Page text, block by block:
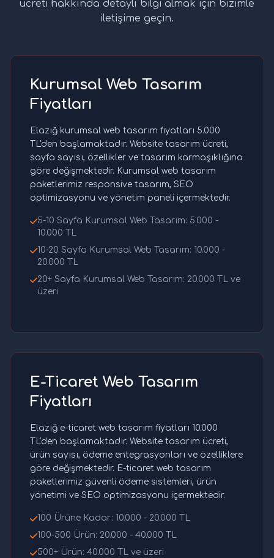
ücreti hakkında detaylı bilgi almak için bizimle
iletişime geçin.
Kurumsal Web Tasarım
Fiyatları
Elazığ kurumsal web tasarım fiyatları 5.000
TL'den başlamaktadır. Website tasarım ücreti,
sayfa sayısı, özellikler ve tasarım karmaşıklığına
göre değişmektedir. Kurumsal web tasarım
paketlerimiz responsive tasarım, SEO
optimizasyonu ve yönetim paneli içermektedir.
5-10 Sayfa Kurumsal Web Tasarım: 5.000 -
10.000 TL
10-20 Sayfa Kurumsal Web Tasarım: 10.000 -
20.000 TL
20+ Sayfa Kurumsal Web Tasarım: 20.000 TL ve
üzeri
E-Ticaret Web Tasarım
Fiyatları
Elazığ e-ticaret web tasarım fiyatları 10.000
TL'den başlamaktadır. Website tasarım ücreti,
ürün sayısı, ödeme entegrasyonları ve özelliklere
göre değişmektedir. E-ticaret web tasarım
paketlerimiz güvenli ödeme sistemleri, ürün
yönetimi ve SEO optimizasyonu içermektedir.
100 Ürüne Kadar: 10.000 - 20.000 TL
100-500 Ürün: 20.000 - 40.000 TL
500+ Ürün: 40.000 TL ve üzeri